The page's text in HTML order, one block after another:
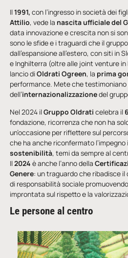
Il1991, con l’ingresso in società dei
Attilio, vede la nascita ufficiale del
data innovazione e crescita non si
sono le sfide e i traguardi che il
dall’espansione all’estero, con siti in
e Inghilterra (oltre alle joint venture in
lancio diOldrati Ogreen, la prima
performance. Mete che testimoniano
dell’internazionalizzazionedel
Nel 2024 ilGruppo Oldrati celebra il
fondazione, ricorrenza che non ha
un’occasione per riflettere sul
che ha anche riconfermato l’impegno
sostenibilità, temi da sempre al
Il2024 è anche l’anno della
Genere: un traguardo che ribadisce
di responsabilità sociale
improntata sul rispetto e la
Le persone al centro